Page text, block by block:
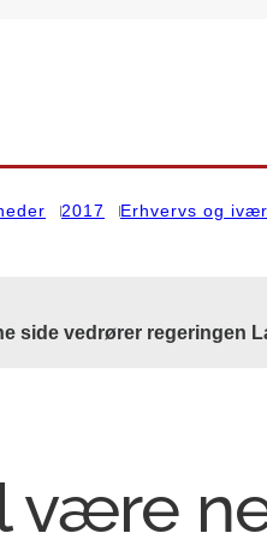
2017 Erhvervs og
side vedrører regeringen
være